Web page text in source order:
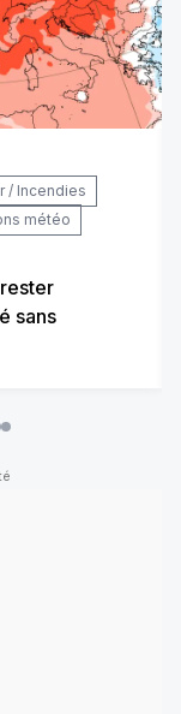
/ Incendies
météo
sans
5